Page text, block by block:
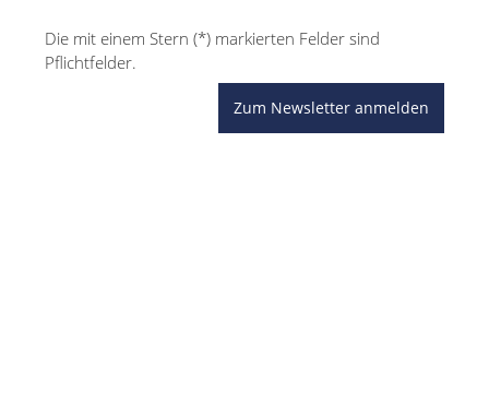
Die mit einem Stern (*) markierten Felder sind
Pflichtfelder.
Zum Newsletter anmelden